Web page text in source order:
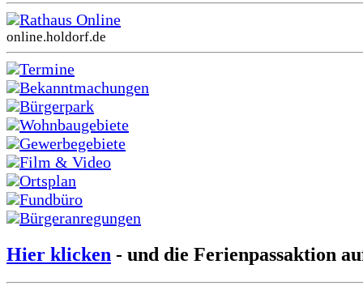
Rathaus Online
online.holdorf.de
Termine
Bekanntmachungen
Bürgerpark
Wohnbaugebiete
Gewerbegebiete
Film & Video
Ortsplan
Fundbüro
Bürgeranregungen
Hier klicken - und die Ferienpassaktion